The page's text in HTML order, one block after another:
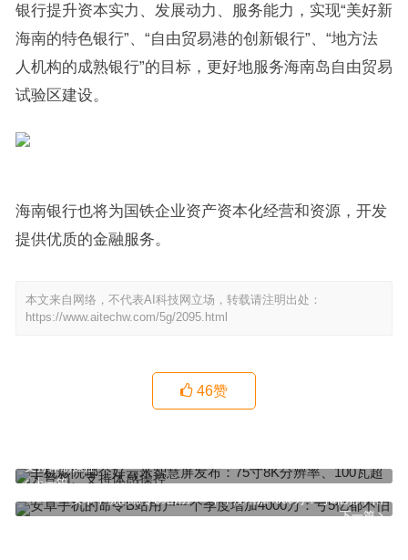
银行提升资本实力、发展动力、服务能力，实现“美好新
海南的特色银行”、“自由贸易港的创新银行”、“地方法
人机构的成熟银行”的目标，更好地服务海南岛自由贸易
试验区建设。
海南银行也将为国铁企业资产资本化经营和资源，开发
提供优质的金融服务。
本文来自网络，不代表AI科技网立场，转载请注明出处：
https://www.aitechw.com/5g/2095.html
46赞
上一篇
支持体感操控
下一篇
安卓手机的命令B站用户一个季度增加4000万：亏5亿都不怕